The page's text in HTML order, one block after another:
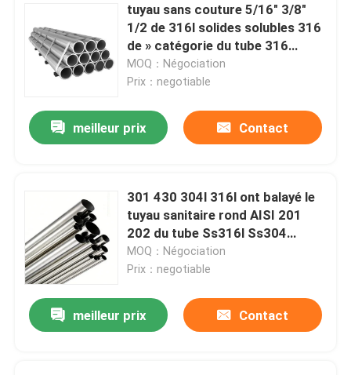
tuyau sans couture 5/16" 3/8"
1/2 de 316l solides solubles 316
de » catégorie du tube 316
d'acier inoxydable 1/4 pouce
MOQ：Négociation
Prix：negotiable
meilleur prix Contact
301 430 304l 316l ont balayé le
tuyau sanitaire rond AISI 201
202 du tube Ss316l Ss304
solides solubles d'acier
inoxydable
MOQ：Négociation
Prix：negotiable
meilleur prix Contact